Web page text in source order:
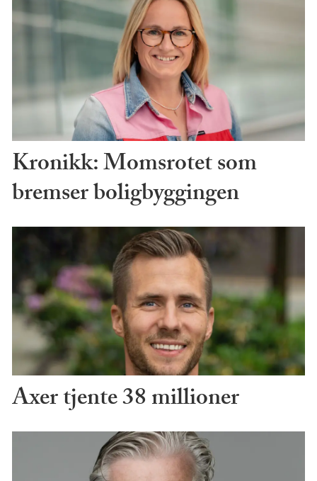
Kronikk: Momsrotet som
bremser boligbyggingen
Axer tjente 38 millioner